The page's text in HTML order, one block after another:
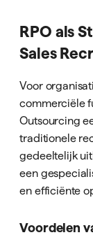
RPO als
Sales
Voor
commerciële
Outsourcing
traditionele
gedeeltelijk
een
en efficiënte
Voordelen